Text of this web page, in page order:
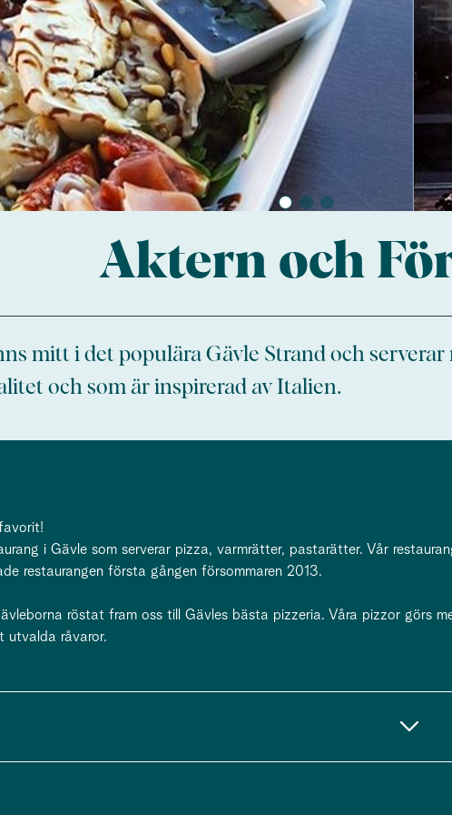
Aktern och
mitt i det populära Gävle Strand och serverar
och som är inspirerad av Italien.
i Gävle som serverar pizza, varmrätter, pastarätter. Vår
restaurangen första gången försommaren 2013.
röstat fram oss till Gävles bästa pizzeria. Våra pizzor görs
utvalda råvaror.